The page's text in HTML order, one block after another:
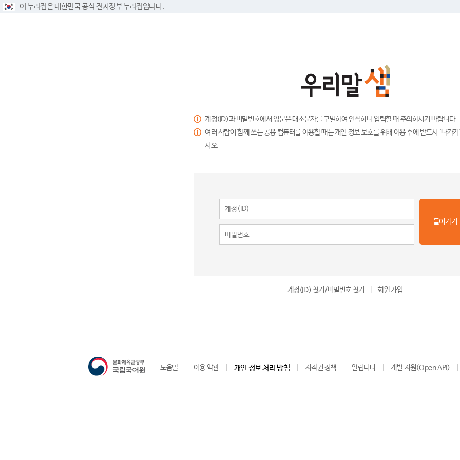
이 누리집은 대한민국 공식 전자정부 누리집입니다.
계정(ID)과 비밀번호에서 영문은 대소문자를 구별하여 인식하니 입력할 때 주의하시기 바랍니다.
여러 사람이 함께 쓰는 공용 컴퓨터를 이용할 때는 개인 정보 보호를 위해 이용 후에 반드시 '나가
시오.
들어가기
계정(ID) 찾기/비밀번호 찾기 회원 가입
도움말 이용 약관 개인 정보 처리 방침 저작권 정책 알립니다 개발 지원(Open API)